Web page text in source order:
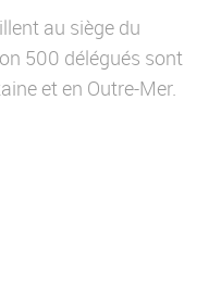
au siège du
500 délégués sont
et en Outre-Mer.